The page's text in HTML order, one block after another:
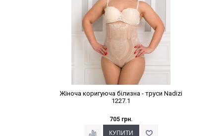
Жіноча коригуюча білизна - труси Nadizi
1227.1
705 грн.